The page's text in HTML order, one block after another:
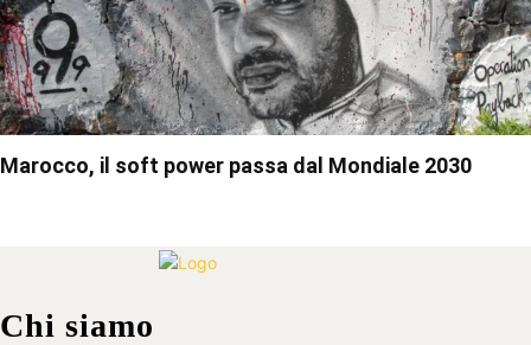
Marocco, il soft power passa dal Mondiale 2030
Chi siamo